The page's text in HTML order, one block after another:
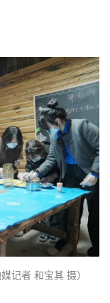
记者 和宝其 摄）